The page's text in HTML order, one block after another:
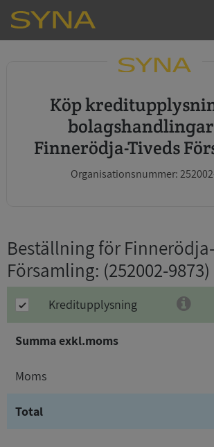
Köp kreditupplysning och
Finnerödja-Tiveds
Organisationsnummer:
Beställning för
Församling: (252002-9873)
Kreditupplysning
Summa exkl.moms
Moms
Total